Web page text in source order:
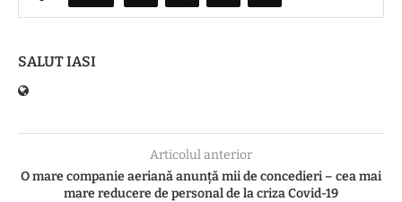
SALUT IASI
Articolul anterior
O mare companie aeriană anunță mii de concedieri – cea mai
mare reducere de personal de la criza Covid-19